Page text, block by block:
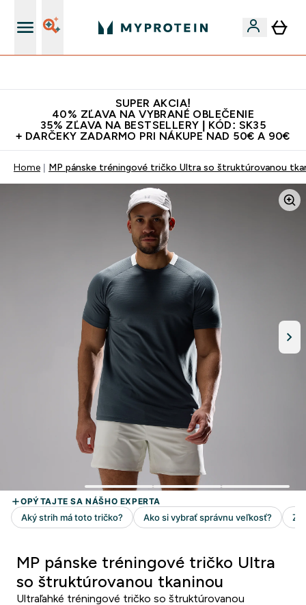
SUPER AKCIA!
40% ZĽAVA NA VYBRANÉ OBLEČENIE
35% ZĽAVA NA BESTSELLERY | KÓD: SK35
+ DARČEKY ZADARMO PRI NÁKUPE NAD 50€ A 90€
Home MP pánske tréningové tričko Ultra so štruktúrovanou
MP pánske tréningové tričko Ultra
so štruktúrovanou tkaninou
Ultraľahké tréningové tričko so štruktúrovanou